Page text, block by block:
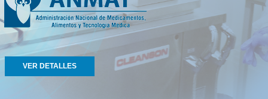
VER DETALLES